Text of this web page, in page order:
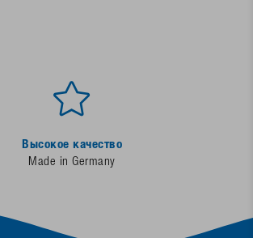
Высокое качество
Made in Germany